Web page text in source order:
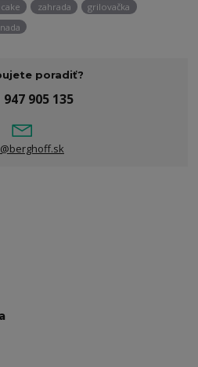
zahrada
grilovačka
poradiť?
947 905 135